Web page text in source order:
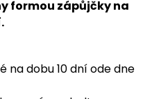
formou zápůjčky na
na dobu 10 dní ode dne